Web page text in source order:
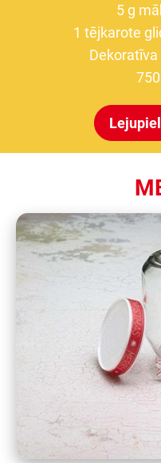
5 g
1 tējkarote